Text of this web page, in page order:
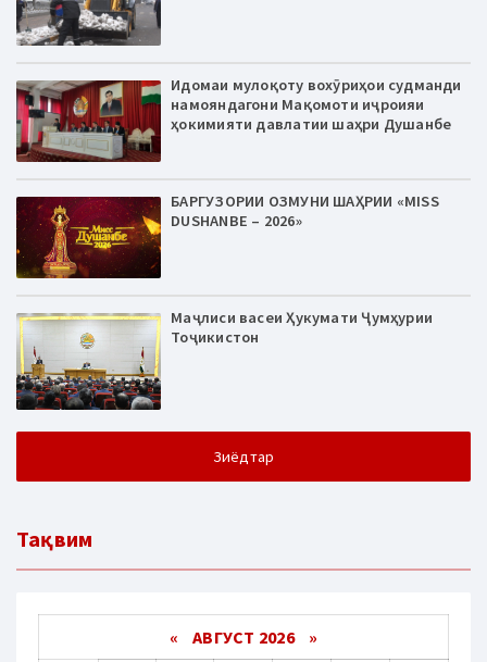
Идомаи мулоқоту вохӯриҳои судманди
намояндагони Мақомоти иҷроияи
ҳокимияти давлатии шаҳри Душанбе
БАРГУЗОРИИ ОЗМУНИ ШАҲРИИ «MISS
DUSHANBE – 2026»
Маҷлиси васеи Ҳукумати Ҷумҳурии
Тоҷикистон
Зиёдтар
Тақвим
« АВГУСТ 2026 »